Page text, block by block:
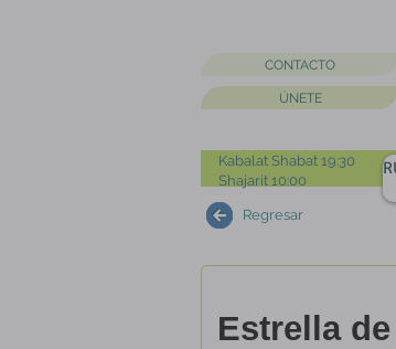
CONTACTO
ÚNETE
Kabalat Shabat 19:30
Shajarit 10:00
Regresar
Estrella